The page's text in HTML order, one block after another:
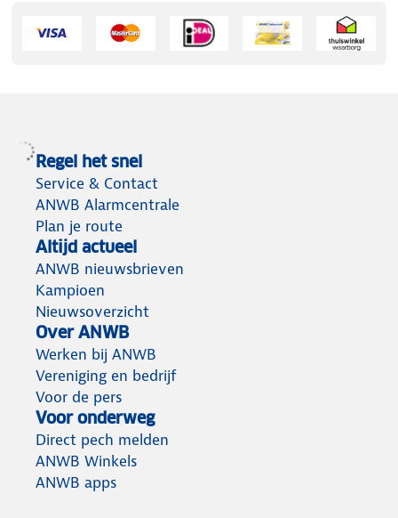
Regel het snel
Service & Contact
ANWB Alarmcentrale
Plan je route
Altijd actueel
ANWB nieuwsbrieven
Kampioen
Nieuwsoverzicht
Over ANWB
Werken bij ANWB
Vereniging en bedrijf
Voor de pers
Voor onderweg
Direct pech melden
ANWB Winkels
ANWB apps